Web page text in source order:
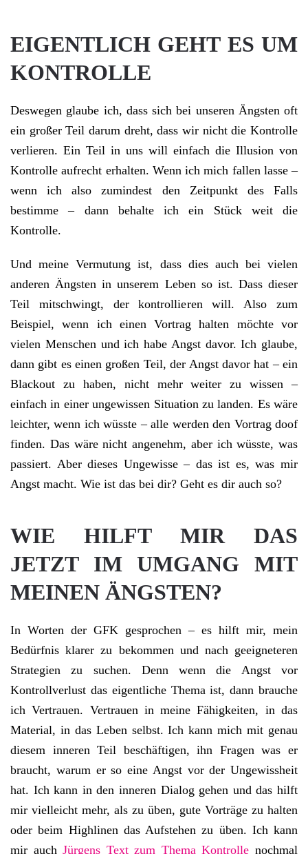
EIGENTLICH GEHT ES UM
KONTROLLE
Deswegen glaube ich, dass sich bei unseren Ängsten oft
ein großer Teil darum dreht, dass wir nicht die Kontrolle
verlieren. Ein Teil in uns will einfach die Illusion von
Kontrolle aufrecht erhalten. Wenn ich mich fallen lasse –
wenn ich also zumindest den Zeitpunkt des Falls
bestimme – dann behalte ich ein Stück weit die
Kontrolle.
Und meine Vermutung ist, dass dies auch bei vielen
anderen Ängsten in unserem Leben so ist. Dass dieser
Teil mitschwingt, der kontrollieren will. Also zum
Beispiel, wenn ich einen Vortrag halten möchte vor
vielen Menschen und ich habe Angst davor. Ich glaube,
dann gibt es einen großen Teil, der Angst davor hat – ein
Blackout zu haben, nicht mehr weiter zu wissen –
einfach in einer ungewissen Situation zu landen. Es wäre
leichter, wenn ich wüsste – alle werden den Vortrag doof
finden. Das wäre nicht angenehm, aber ich wüsste, was
passiert. Aber dieses Ungewisse – das ist es, was mir
Angst macht. Wie ist das bei dir? Geht es dir auch so?
WIE HILFT MIR DAS
JETZT IM UMGANG MIT
MEINEN ÄNGSTEN?
In Worten der GFK gesprochen – es hilft mir, mein
Bedürfnis klarer zu bekommen und nach geeigneteren
Strategien zu suchen. Denn wenn die Angst vor
Kontrollverlust das eigentliche Thema ist, dann brauche
ich Vertrauen. Vertrauen in meine Fähigkeiten, in das
Material, in das Leben selbst. Ich kann mich mit genau
diesem inneren Teil beschäftigen, ihn Fragen was er
braucht, warum er so eine Angst vor der Ungewissheit
hat. Ich kann in den inneren Dialog gehen und das hilft
mir vielleicht mehr, als zu üben, gute Vorträge zu halten
oder beim Highlinen das Aufstehen zu üben. Ich kann
mir auchJürgens Text zum Thema Kontrolle nochmal